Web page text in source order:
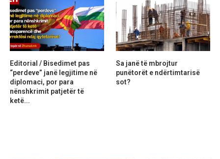
Editorial / Bisedimet pas
“perdeve” janë legjitime në
diplomaci, por para
nënshkrimit patjetër të
ketë...
Sa janë të mbrojtur
punëtorët e ndërtimtarisë
sot?